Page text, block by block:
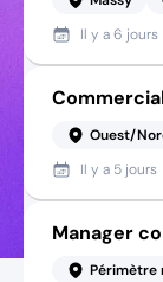
Il y a6 jours
Ouest/
Il y a 5 jours
Manager
Périmètre